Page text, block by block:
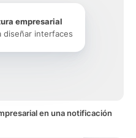
empresarial
diseñar interfaces
en una notificación